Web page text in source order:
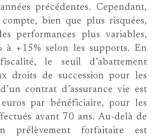
précédentes. Cependant,
bien que plus risquées,
performances plus variables,
à +15% selon les supports. En
le seuil d’abattement
droits de succession pour les
contrat d’assurance vie est
par bénéficiaire, pour les
avant 70 ans. Au-delà de
prélèvement forfaitaire est